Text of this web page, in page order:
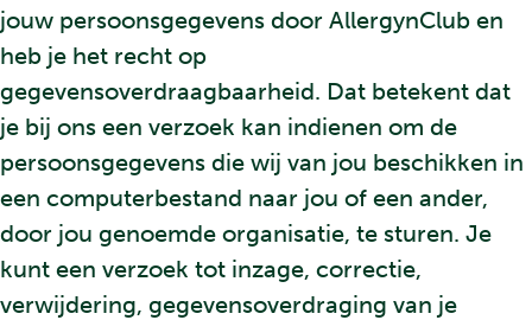
jouw persoonsgegevens door AllergynClub en
heb je het recht op
gegevensoverdraagbaarheid. Dat betekent dat
je bij ons een verzoek kan indienen om de
persoonsgegevens die wij van jou beschikken in
een computerbestand naar jou of een ander,
door jou genoemde organisatie, te sturen. Je
kunt een verzoek tot inzage, correctie,
verwijdering, gegevensoverdraging van je